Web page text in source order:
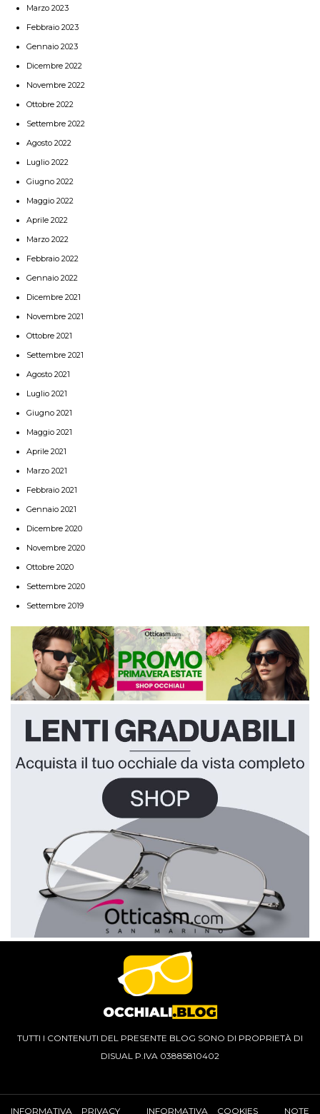
Marzo 2023
Febbraio 2023
Gennaio 2023
Dicembre 2022
Novembre 2022
Ottobre 2022
Settembre 2022
Agosto 2022
Luglio 2022
Giugno 2022
Maggio 2022
Aprile 2022
Marzo 2022
Febbraio 2022
Gennaio 2022
Dicembre 2021
Novembre 2021
Ottobre 2021
Settembre 2021
Agosto 2021
Luglio 2021
Giugno 2021
Maggio 2021
Aprile 2021
Marzo 2021
Febbraio 2021
Gennaio 2021
Dicembre 2020
Novembre 2020
Ottobre 2020
Settembre 2020
Settembre 2019
TUTTI I CONTENUTI DEL PRESENTE BLOG SONO DI PROPRIETÀ DI
DISUAL P.IVA 03885810402
INFORMATIVA PRIVACY INFORMATIVA COOKIES NOTE